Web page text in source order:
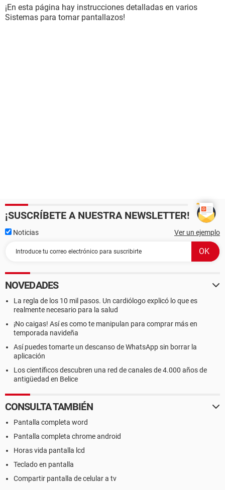
¡En esta página hay instrucciones detalladas en varios
Sistemas para tomar pantallazos!
¡SUSCRÍBETE A NUESTRA NEWSLETTER!
Noticias Ver un ejemplo
NOVEDADES
La regla de los 10 mil pasos. Un cardiólogo explicó lo que es
realmente necesario para la salud
¡No caigas! Así es como te manipulan para comprar más en
temporada navideña
Así puedes tomarte un descanso de WhatsApp sin borrar la
aplicación
Los científicos descubren una red de canales de 4.000 años de
antigüedad en Belice
CONSULTA TAMBIÉN
Pantalla completa word
Pantalla completa chrome android
Horas vida pantalla lcd
Teclado en pantalla
Compartir pantalla de celular a tv